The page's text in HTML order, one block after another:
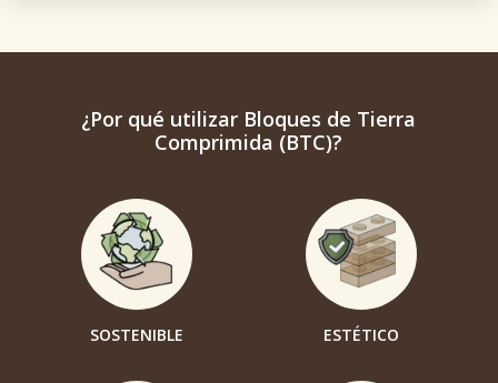
¿Por qué utilizar Bloques de Tierra
Comprimida (BTC)?
SOSTENIBLE ESTÉTICO